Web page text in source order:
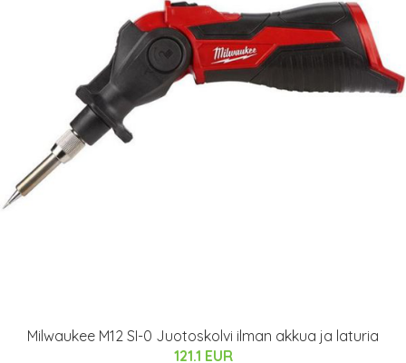
Milwaukee M12 SI-0 Juotoskolvi ilman akkua ja laturia
121.1 EUR